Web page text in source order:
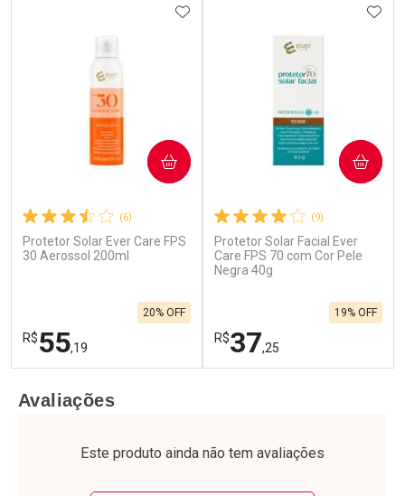
(6)
Protetor Solar Ever Care FPS
30 Aerossol 200ml
R$55,19
20% OFF
ADICIONAR AOS FAVORITOS
COMPRAR
Laboratório
Por Menos
(9)
Protetor Solar Facial Ever
Care FPS 70 com Cor Pele
Negra 40g
R$37,25
19% OFF
COMPRAR
Laboratório
Por Menos
Avaliações
Este produto ainda não tem avaliações